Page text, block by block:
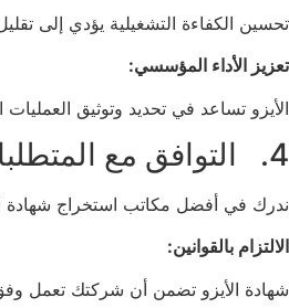
تحسين الكفاءة التشغيلية يؤدي إلى
تعزيز الأداء المؤسسي:
الأيزو تساعد في تحديد وتوثيق
4. التوافق مع المتطلبات القانونية
ندرك في أفضل مكاتب استخراج شهادة ISO في السعودية أن الامتثال للقوانين والمعايير هو عامل حاسم في نجاح أي شركة. في بعض الصناعات، الحصول على شهادة الأيزو ليس خيارًا، بل هو ضرورة قانونية.
الالتزام بالقوانين:
شهادة الأيزو تضمن أن شركتك تعمل وفق